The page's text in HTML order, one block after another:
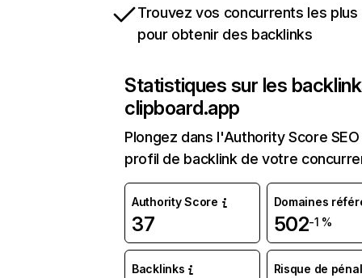
Trouvez vos concurrents les
pour obtenir des backlinks
Statistiques sur les
clipboard.app
Plongez dans l'Authority Score
profil de backlink de votre
Authority Score
37
Domaines
502-1 %
Backlinks
Risque de